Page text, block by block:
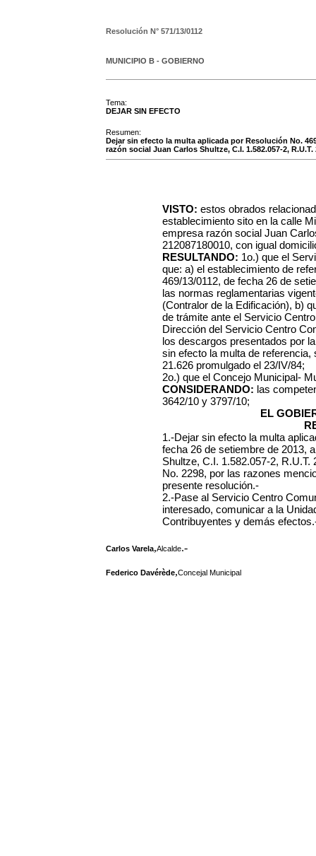
Resolución N° 571/13/0112
MUNICIPIO B - GOBIERNO
Tema:
DEJAR SIN EFECTO
Resumen:
Dejar sin efecto la multa aplicada por Resolución No.
razón social Juan Carlos Shultze, C.I. 1.582.057-2,
VISTO: estos obrados
establecimiento sito en la calle
empresa razón social Juan
212087180010, con igual
RESULTANDO: 1o.) que el
que: a) el establecimiento de
469/13/0112, de fecha 26 de
las normas reglamentarias
(Contralor de la Edificación), b)
de trámite ante el Servicio
Dirección del Servicio Centro
los descargos presentados por
sin efecto la multa de
21.626 promulgado el 23/IV/84;
2o.) que el Concejo Municipal-
CONSIDERANDO: las
3642/10 y 3797/10;
EL
1.-Dejar sin efecto la multa
fecha 26 de setiembre de 2013,
Shultze, C.I. 1.582.057-2,
No. 2298, por las razones
presente resolución.-
2.-Pase al Servicio Centro
interesado, comunicar a la
Contribuyentes y demás
Carlos Varela,Alcalde.-
Federico Davérède,Concejal Municipal